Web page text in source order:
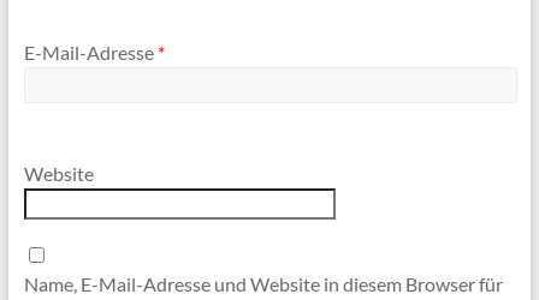
E-Mail-Adresse *
Website
Name, E-Mail-Adresse und Website in diesem Browser für